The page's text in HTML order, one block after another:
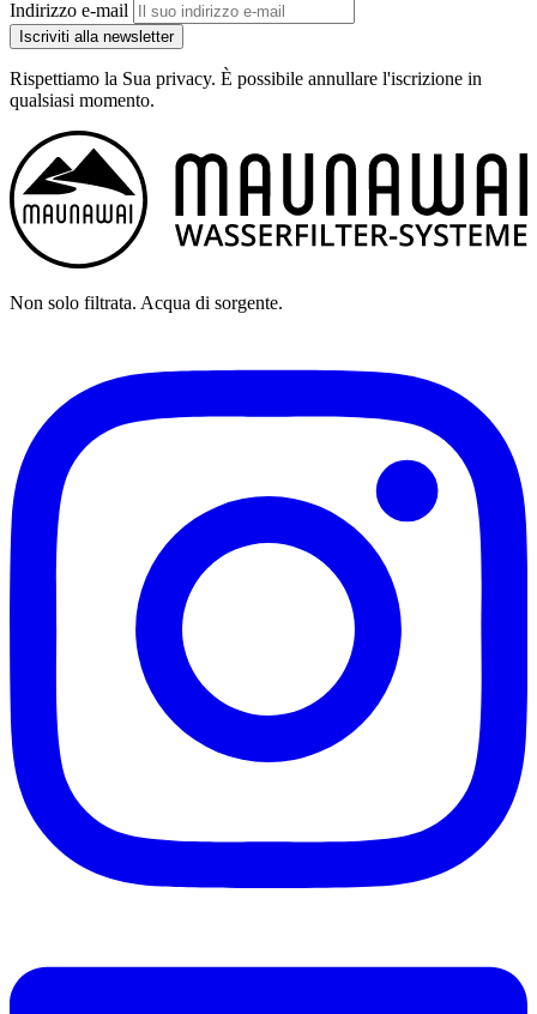
Indirizzo e-mail
Iscriviti alla newsletter
Rispettiamo la Sua privacy. È possibile annullare l'iscrizione in
qualsiasi momento.
Non solo filtrata. Acqua di sorgente.